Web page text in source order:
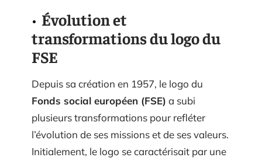
Évolution et
transformations du logo du
FSE
Depuis sa création en 1957, le logo du
Fonds social européen (FSE) a subi
plusieurs transformations pour refléter
l’évolution de ses missions et de ses valeurs.
Initialement, le logo se caractérisait par une